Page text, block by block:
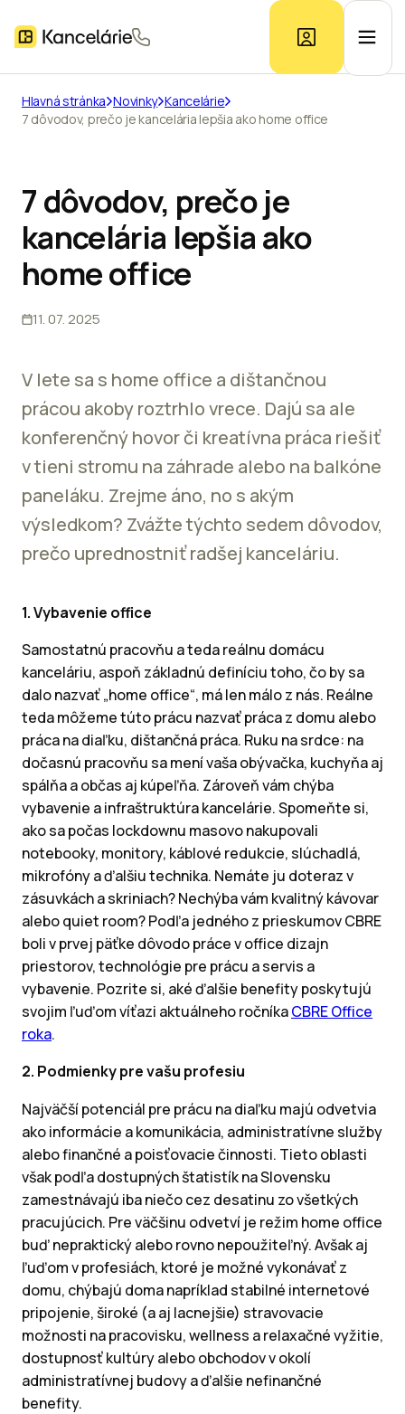
Ponuka kancelárií
Prieskum trhu
Kontakt
Hlavná stránka Novinky Kancelárie
7 dôvodov, prečo je kancelária lepšia ako home office
7 dôvodov, prečo je
kancelária lepšia ako
home office
11. 07. 2025
V lete sa s home office a dištančnou
prácou akoby roztrhlo vrece. Dajú sa ale
konferenčný hovor či kreatívna práca riešiť
v tieni stromu na záhrade alebo na balkóne
paneláku. Zrejme áno, no s akým
výsledkom? Zvážte týchto sedem dôvodov,
prečo uprednostniť radšej kanceláriu.
1. Vybavenie office
Samostatnú pracovňu a teda reálnu domácu
kanceláriu, aspoň základnú definíciu toho, čo by sa
dalo nazvať „home office“, má len málo z nás. Reálne
teda môžeme túto prácu nazvať práca z domu alebo
práca na diaľku, dištančná práca. Ruku na srdce: na
dočasnú pracovňu sa mení vaša obývačka, kuchyňa aj
spálňa a občas aj kúpeľňa. Zároveň vám chýba
vybavenie a infraštruktúra kancelárie. Spomeňte si,
ako sa počas lockdownu masovo nakupovali
notebooky, monitory, káblové redukcie, slúchadlá,
mikrofóny a ďalšiu technika. Nemáte ju doteraz v
zásuvkách a skriniach? Nechýba vám kvalitný kávovar
alebo quiet room? Podľa jedného z prieskumov CBRE
boli v prvej päťke dôvodo práce v office dizajn
priestorov, technológie pre prácu a servis a
vybavenie. Pozrite si, aké ďalšie benefity poskytujú
svojim ľuďom víťazi aktuálneho ročníkaCBRE Office
roka.
2. Podmienky pre vašu profesiu
Najväčší potenciál pre prácu na diaľku majú odvetvia
ako informácie a komunikácia, administratívne služby
alebo finančné a poisťovacie činnosti. Tieto oblasti
však podľa dostupných štatistík na Slovensku
zamestnávajú iba niečo cez desatinu zo všetkých
pracujúcich. Pre väčšinu odvetví je režim home office
buď nepraktický alebo rovno nepoužiteľný. Avšak aj
ľuďom v profesiách, ktoré je možné vykonávať z
domu, chýbajú doma napríklad stabilné internetové
pripojenie, široké (a aj lacnejšie) stravovacie
možnosti na pracovisku, wellness a relaxačné vyžitie,
dostupnosť kultúry alebo obchodov v okolí
administratívnej budovy a ďalšie nefinančné
benefity.